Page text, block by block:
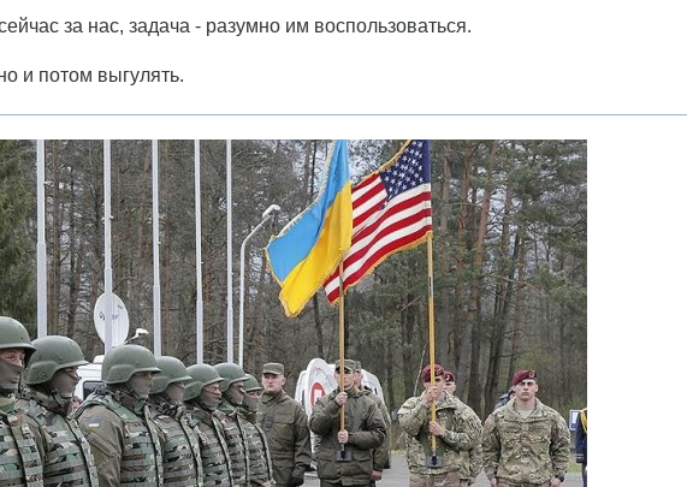
за нас, задача - разумно им воспользоваться.
и потом выгулять.